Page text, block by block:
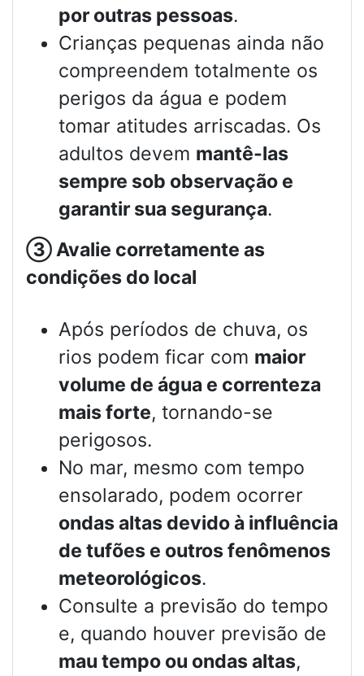
por outras pessoas.
Crianças pequenas ainda não
compreendem totalmente os
perigos da água e podem
tomar atitudes arriscadas. Os
adultos devem mantê-las
sempre sob observação e
garantir sua segurança.
③ Avalie corretamente as
condições do local
Após períodos de chuva, os
rios podem ficar com maior
volume de água e correnteza
mais forte, tornando-se
perigosos.
No mar, mesmo com tempo
ensolarado, podem ocorrer
ondas altas devido à influência
de tufões e outros fenômenos
meteorológicos.
Consulte a previsão do tempo
e, quando houver previsão de
mau tempo ou ondas altas,